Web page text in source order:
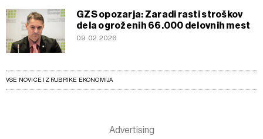
GZS opozarja: Zaradi rasti stroškov
dela ogroženih 66.000 delovnih mest
09.02.2026
VSE NOVICE IZ RUBRIKE EKONOMIJA